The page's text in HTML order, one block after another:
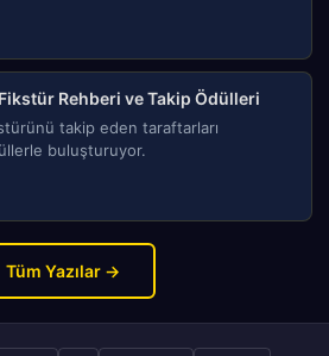
Rehberi ve Takip Ödülleri
takip eden taraftarları
buluşturuyor.
Tüm Yazılar →